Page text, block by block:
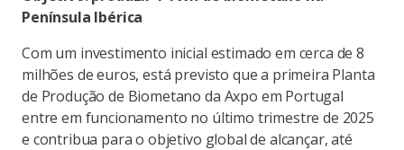
Península Ibérica
Com um investimento inicial estimado em cerca de 8
milhões de euros, está previsto que a primeira Planta
de Produção de Biometano da Axpo em Portugal
entre em funcionamento no último trimestre de 2025
e contribua para o objetivo global de alcançar, até